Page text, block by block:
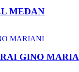
MEDAN
GINO